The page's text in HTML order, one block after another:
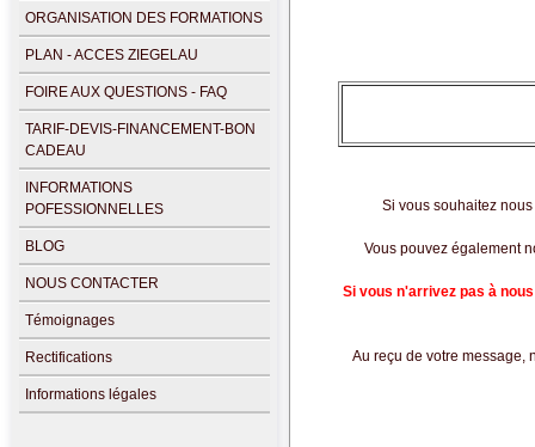
ORGANISATION DES FORMATIONS
PLAN - ACCES ZIEGELAU
FOIRE AUX QUESTIONS - FAQ
TARIF-DEVIS-FINANCEMENT-BON
CADEAU
INFORMATIONS
POFESSIONNELLES
BLOG
NOUS CONTACTER
Témoignages
Rectifications
Informations légales
Si vous souhaitez
Vous pouvez également
Si vous n'arrivez pas à
Au reçu de votre message,